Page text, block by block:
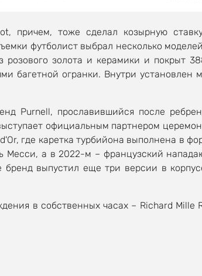
причем, тоже сделал козырную
футболист выбрал несколько
золота и керамики и покрыт
багетной огранки. Внутри установлен
Purnell, прославившийся после
официальным партнером
где каретка турбийона выполнена в
Месси, а в 2022-м – французский
выпустил еще три версии в
в собственных часах – Richard Mille